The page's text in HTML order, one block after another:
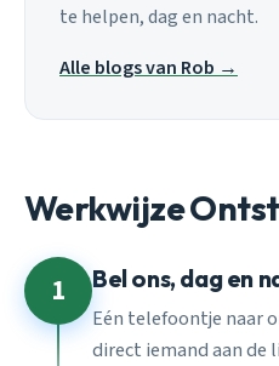
te helpen, dag en nacht.
Alle blogs van Rob →
Werkwijze
1 Bel ons, dag en
Eén telefoontje naar
direct iemand aan de